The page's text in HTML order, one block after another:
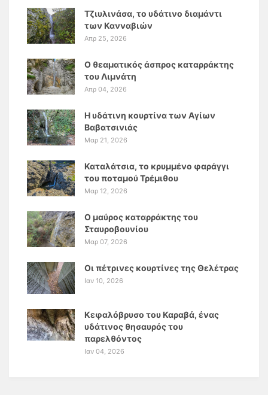
Τζιυλινάσα, το υδάτινο διαμάντι
των Κανναβιών
Απρ 25, 2026
Ο θεαματικός άσπρος καταρράκτης
του Λιμνάτη
Απρ 04, 2026
Η υδάτινη κουρτίνα των Αγίων
Βαβατσινιάς
Μαρ 21, 2026
Καταλάτσια, το κρυμμένο φαράγγι
του ποταμού Τρέμιθου
Μαρ 12, 2026
Ο μαύρος καταρράκτης του
Σταυροβουνίου
Μαρ 07, 2026
Οι πέτρινες κουρτίνες της Θελέτρας
Ιαν 10, 2026
Κεφαλόβρυσο του Καραβά, ένας
υδάτινος θησαυρός του
παρελθόντος
Ιαν 04, 2026